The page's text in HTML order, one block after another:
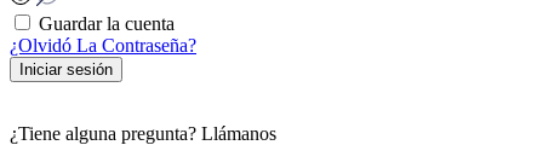
Guardar la cuenta
¿Olvidó La Contraseña?
Iniciar sesión
¿Tiene alguna pregunta? Llámanos